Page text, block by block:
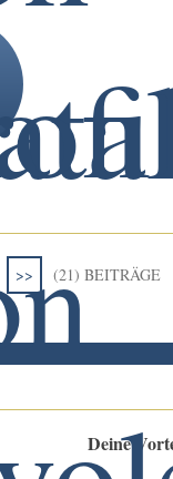
>> (21) BEITRÄGE
Deine